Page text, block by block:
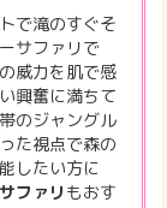
で滝のすぐそ
サファリで
威力を肌で感
興奮に満ちて
のジャングル
た視点で森の
したい方に
ファリ もおす